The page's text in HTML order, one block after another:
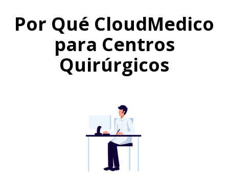
Por Qué CloudMedico
para Centros
Quirúrgicos